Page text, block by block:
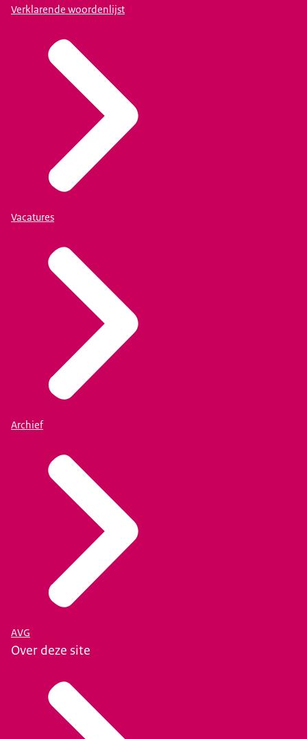
Verklarende woordenlijst
Vacatures
Archief
AVG
Over deze site